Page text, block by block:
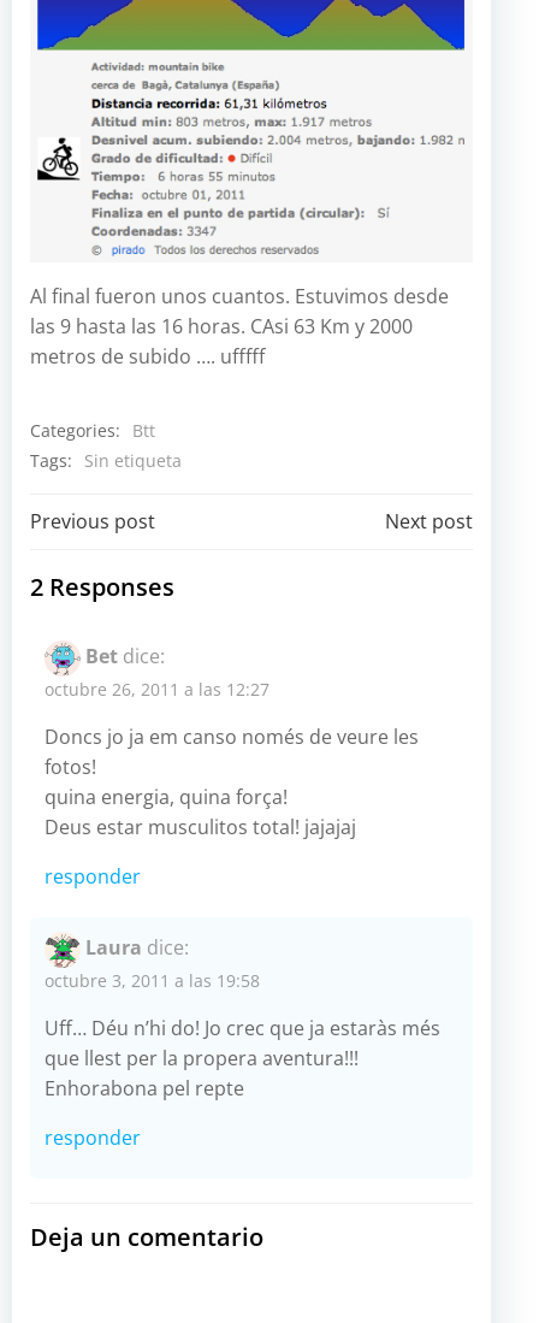
Al final fueron unos cuantos. Estuvimos desde
las 9 hasta las 16 horas. CAsi 63 Km y 2000
metros de subido …. ufffff
Categories:
Btt
Tags:
Sin etiqueta
Navegación
por
las
entradas
Previous post
Navegación
entradas
Next post
2 Responses
Bet dice:
octubre 26, 2011 a las 12:27
Doncs jo ja em canso només de veure les
fotos!
quina energia, quina força!
Deus estar musculitos total! jajajaj
responder
Laura dice:
octubre 3, 2011 a las 19:58
Uff… Déu n’hi do! Jo crec que ja estaràs més
que llest per la propera aventura!!!
Enhorabona pel repte
responder
Deja un comentario